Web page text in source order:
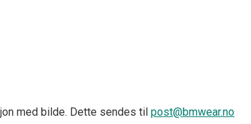
med bilde. Dette sendes til post@bmwear.no